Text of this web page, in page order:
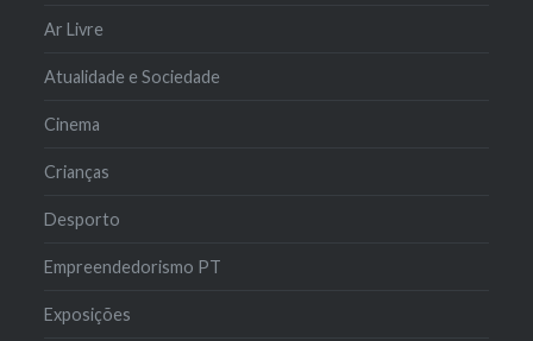
Ar Livre
Atualidade e Sociedade
Cinema
Crianças
Desporto
Empreendedorismo PT
Exposições